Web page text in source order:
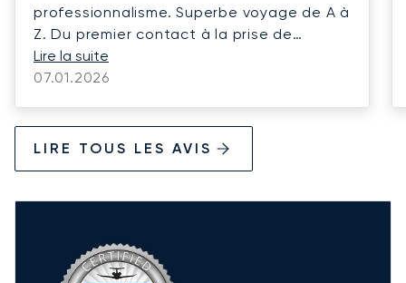
professionnalisme. Superbe voyage de A à
Z. Du premier contact à la prise de
possession du véhicule de location dans
la ville de destination.
Lire la suite
07.01.2026
LIRE TOUS LES AVIS